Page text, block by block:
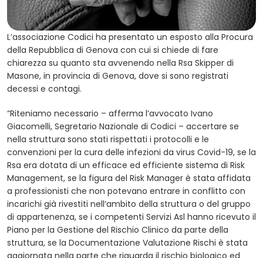
L’associazione Codici ha presentato un esposto alla Procura
della Repubblica di Genova con cui si chiede di fare
chiarezza su quanto sta avvenendo nella Rsa Skipper di
Masone, in provincia di Genova, dove si sono registrati
decessi e contagi.
“Riteniamo necessario – afferma l’avvocato Ivano
Giacomelli, Segretario Nazionale di Codici – accertare se
nella struttura sono stati rispettati i protocolli e le
convenzioni per la cura delle infezioni da virus Covid-19, se la
Rsa era dotata di un efficace ed efficiente sistema di Risk
Management, se la figura del Risk Manager è stata affidata
a professionisti che non potevano entrare in conflitto con
incarichi già rivestiti nell’ambito della struttura o del gruppo
di appartenenza, se i competenti Servizi Asl hanno ricevuto il
Piano per la Gestione del Rischio Clinico da parte della
struttura, se la Documentazione Valutazione Rischi è stata